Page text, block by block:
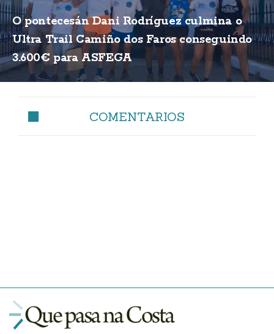
O pontecesán Dani Rodríguez culmina o
Ultra Trail Camiño dos Faros conseguindo
3.600€ para ASFEGA
COMENTARIOS